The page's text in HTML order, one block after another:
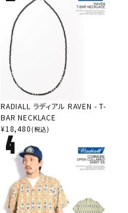
RADIALL ラディアル RAVEN - T-
BAR NECKLACE
¥18,480 (税込)